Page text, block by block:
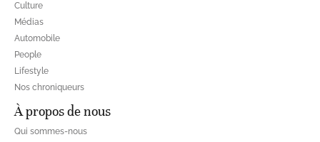
Culture
Médias
Automobile
People
Lifestyle
Nos chroniqueurs
À propos de nous
Qui sommes-nous